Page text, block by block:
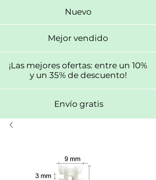
Nuevo
Mejor vendido
¡Las mejores ofertas: entre un 10%
y un 35% de descuento!
Envío gratis